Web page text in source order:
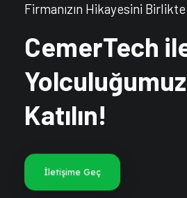
Firmanızın Hikayesini Birlikte
CemerTech
Katılın!
İletişime Geç